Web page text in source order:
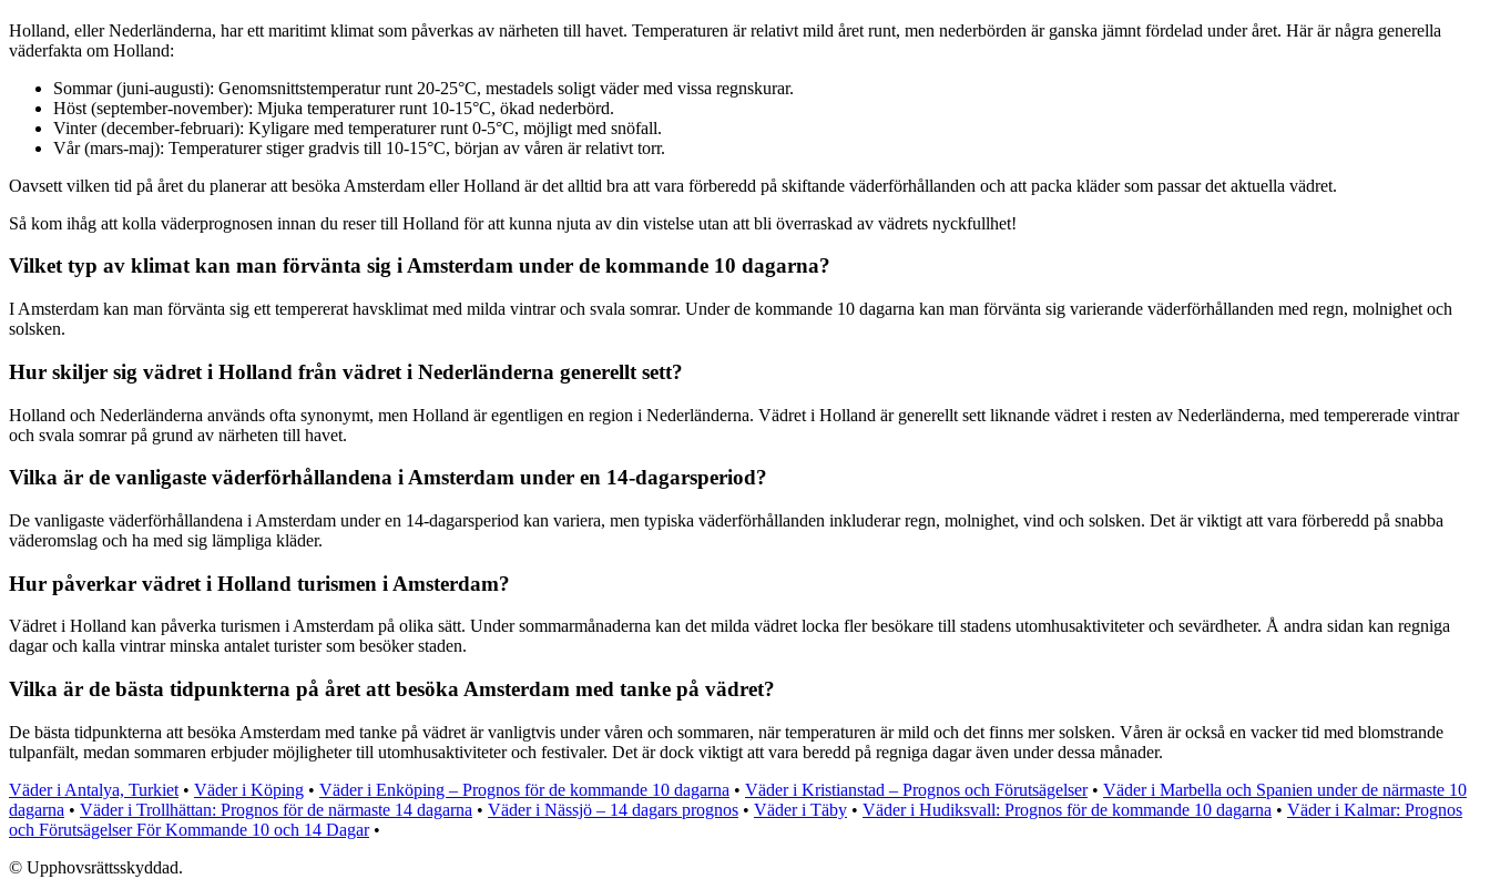
Holland, eller Nederländerna, har ett maritimt klimat som påverkas av närheten till havet. Temperaturen är relativt mild året runt, men nederbörden är ganska jämnt fördelad under året. Här är några generella
väderfakta om Holland:
Sommar (juni-augusti): Genomsnittstemperatur runt 20-25°C, mestadels soligt väder med vissa regnskurar.
Höst (september-november): Mjuka temperaturer runt 10-15°C, ökad nederbörd.
Vinter (december-februari): Kyligare med temperaturer runt 0-5°C, möjligt med snöfall.
Vår (mars-maj): Temperaturer stiger gradvis till 10-15°C, början av våren är relativt torr.
Oavsett vilken tid på året du planerar att besöka Amsterdam eller Holland är det alltid bra att vara förberedd på skiftande väderförhållanden och att packa kläder som passar det aktuella vädret.
Så kom ihåg att kolla väderprognosen innan du reser till Holland för att kunna njuta av din vistelse utan att bli överraskad av vädrets nyckfullhet!
Vilket typ av klimat kan man förvänta sig i Amsterdam under de kommande 10 dagarna?
I Amsterdam kan man förvänta sig ett tempererat havsklimat med milda vintrar och svala somrar. Under de kommande 10 dagarna kan man förvänta sig varierande väderförhållanden med regn, molnighet och
solsken.
Hur skiljer sig vädret i Holland från vädret i Nederländerna generellt sett?
Holland och Nederländerna används ofta synonymt, men Holland är egentligen en region i Nederländerna. Vädret i Holland är generellt sett liknande vädret i resten av Nederländerna, med tempererade vintrar
och svala somrar på grund av närheten till havet.
Vilka är de vanligaste väderförhållandena i Amsterdam under en 14-dagarsperiod?
De vanligaste väderförhållandena i Amsterdam under en 14-dagarsperiod kan variera, men typiska väderförhållanden inkluderar regn, molnighet, vind och solsken. Det är viktigt att vara förberedd på snabba
väderomslag och ha med sig lämpliga kläder.
Hur påverkar vädret i Holland turismen i Amsterdam?
Vädret i Holland kan påverka turismen i Amsterdam på olika sätt. Under sommarmånaderna kan det milda vädret locka fler besökare till stadens utomhusaktiviteter och sevärdheter. Å andra sidan kan regniga
dagar och kalla vintrar minska antalet turister som besöker staden.
Vilka är de bästa tidpunkterna på året att besöka Amsterdam med tanke på vädret?
De bästa tidpunkterna att besöka Amsterdam med tanke på vädret är vanligtvis under våren och sommaren, när temperaturen är mild och det finns mer solsken. Våren är också en vacker tid med blomstrande
tulpanfält, medan sommaren erbjuder möjligheter till utomhusaktiviteter och festivaler. Det är dock viktigt att vara beredd på regniga dagar även under dessa månader.
Väder i Antalya, Turkiet • Väder i Köping • Väder i Enköping – Prognos för de kommande 10 dagarna • Väder i Kristianstad – Prognos och Förutsägelser• Väder i Marbella och Spanien under de närmaste 10
dagarna • Väder i Trollhättan: Prognos för de närmaste 14 dagarna • Väder i Nässjö – 14 dagars prognos • Väder i Täby • Väder i Hudiksvall: Prognos för de kommande 10 dagarna • Väder i Kalmar: Prognos
och Förutsägelser För Kommande 10 och 14 Dagar•
© Upphovsrättsskyddad.